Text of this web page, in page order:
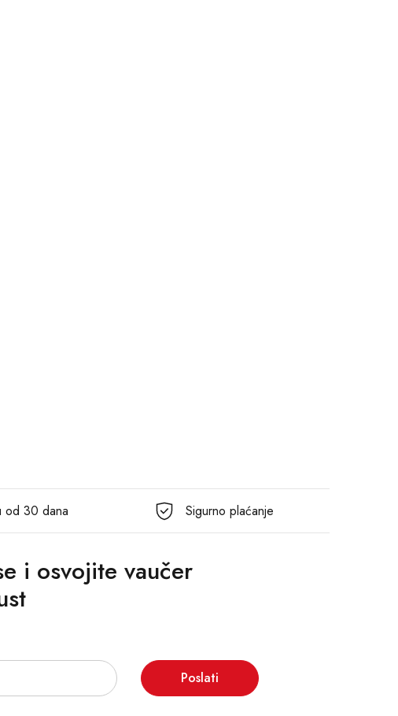
od 30 dana Sigurno plaćanje
i osvojite vaučer
Poslati